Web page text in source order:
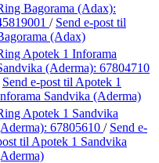
Bagorama (Adax):
/ Send e-post til
(Adax)
Apotek 1 Inforama
(Aderma): 67804710
Send e-post til Apotek 1
Sandvika (Aderma)
Apotek 1 Sandvika
67805610 / Send e-
til Apotek 1 Sandvika